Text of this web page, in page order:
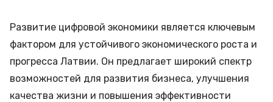
Развитие цифровой экономики является ключевым
фактором для устойчивого экономического роста и
прогресса Латвии. Он предлагает широкий спектр
возможностей для развития бизнеса, улучшения
качества жизни и повышения эффективности